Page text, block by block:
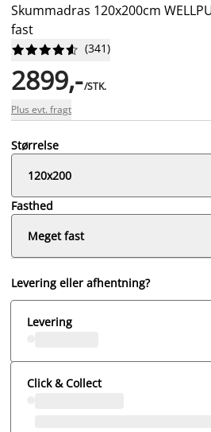
Skummadras 120x200cm
fast





 (341)
2899,-/STK.
Plus evt. fragt
Størrelse
120x200
Fasthed
Meget fast
Levering eller afhentning?
Levering
Click & Collect